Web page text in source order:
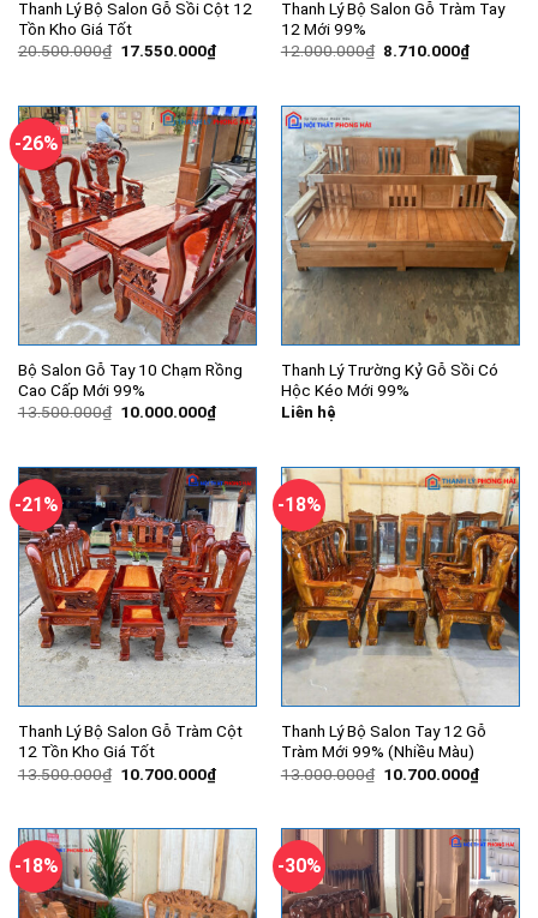
Thanh Lý Bộ Salon Gỗ Sồi Cột 12
Tồn Kho Giá Tốt
20.500.000₫ Giá
17.550.000₫Giá
hiện
17.550.000₫.
Thanh Lý Bộ Salon Gỗ Tràm Tay
12 Mới 99%
12.000.000₫ Giá
8.710.000₫Giá
hiện
-26%
Bộ Salon Gỗ Tay 10 Chạm Rồng
Cao Cấp Mới 99%
13.500.000₫ Giá
10.000.000₫Giá
hiện
10.000.000₫.
Thanh Lý Trường Kỷ Gỗ Sồi Có
Hộc Kéo Mới 99%
Liên hệ
-21%
Thanh Lý Bộ Salon Gỗ Tràm Cột
12 Tồn Kho Giá Tốt
13.500.000₫ Giá
10.700.000₫Giá
hiện
10.700.000₫.
-18%
Thanh Lý Bộ Salon Tay 12 Gỗ
Tràm Mới 99% (Nhiều Màu)
13.000.000₫ Giá
10.700.000₫Giá
hiện
-18% -30%